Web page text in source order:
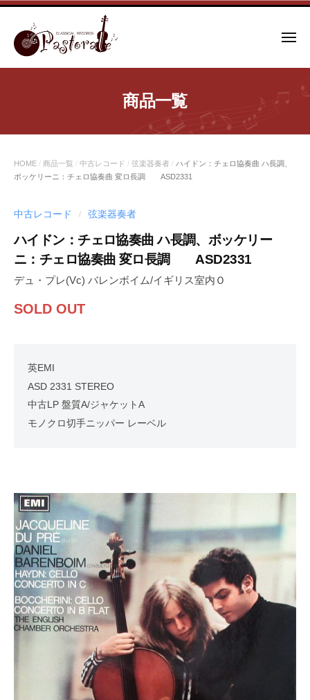
コ
メ
ー
商品一覧
HOME / 商品一覧 / 中古レコード / 弦楽器奏者 / ハイドン：チェロ協奏曲 ハ長調、
ボッケリーニ：チェロ協奏曲 変ロ長調 ASD2331
中古レコード / 弦楽器奏者
ハイドン：チェロ協奏曲 ハ長調、ボッケリー
ニ：チェロ協奏曲 変ロ長調 ASD2331
デュ・プレ(Vc) バレンボイム/イギリス室内Ｏ
SOLD OUT
英EMI
ASD 2331 STEREO
中古LP 盤質A/ジャケットA
モノクロ切手ニッパー レーベル